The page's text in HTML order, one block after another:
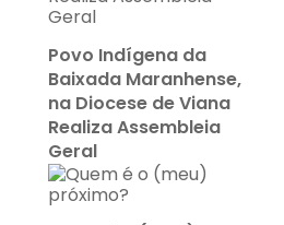
Povo Indígena da
Baixada Maranhense,
na Diocese de Viana
Realiza Assembleia
Geral